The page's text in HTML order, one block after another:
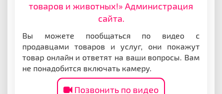
товаров и животных!» Администрация
сайта.
Вы можете пообщаться по видео с
продавцами товаров и услуг, они покажут
товар онлайн и ответят на ваши вопросы. Вам
не понадобится включать камеру.
Позвонить по видео